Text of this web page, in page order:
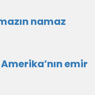
namaz
emir